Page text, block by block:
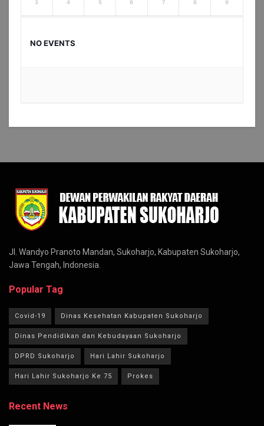
3 4 5 6 7 8 9
NO EVENTS
Jl. Wandyo Pranoto Mandan, Sukoharjo, Kabupaten Sukoharjo,
Jawa Tengah, Indonesia.
Popular Tag
Covid-19 Dinas Kesehatan Kabupaten Sukoharjo
Dinas Pendidikan dan Kebudayaan Sukoharjo
DPRD Sukoharjo Hari Lahir Sukoharjo
Hari Lahir Sukoharjo Ke 75 Prokes
Recent News